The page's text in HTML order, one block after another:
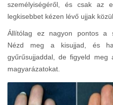
személyiségéről, és csak az
legkisebbet kézen lévő ujjak közül.
Állítólag ez nagyon pontos a
Nézd meg a kisujjad, és
gyűrűsujjaddal, de figyeld
magyarázatokat.